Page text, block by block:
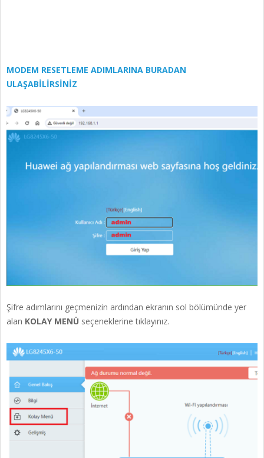
MODEM RESETLEME ADIMLARINA BURADAN
ULAŞABİLİRSİNİZ
Şifre adımlarını geçmenizin ardından ekranın sol bölümünde yer
alan KOLAY MENÜ seçeneklerine tıklayınız.